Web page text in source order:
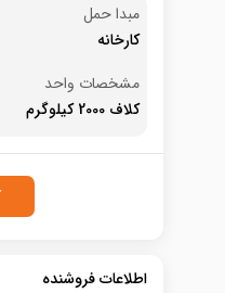
مبدا حمل
کارخانه
مشخصات واحد
کلاف 2000 کیلوگرم
اطلاعات فروشنده